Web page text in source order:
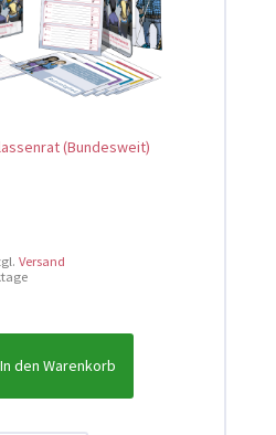
(Bundesweit)
Versand
In den Warenkorb